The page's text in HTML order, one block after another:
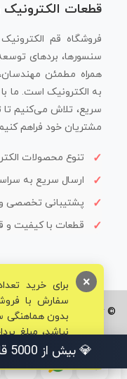
قطعات الکترونیک
فروشگاه قم الکترونیک
سنسورها، بردهای
همراه مطمئن مهندسان،
به الکترونیک است. ما
سریع، تلاش می‌کنیم تا
مشتریان خود فراهم
تنوع محصولات
ارسال سریع به
پشتیبانی تخصصی و
قطعات با کیفیت
© تمامی حقوق برای
برای خرید
سفارش با
بدون هماهنگی
نباشد، مبلغ
مالیاتی به
×
💎 بیش از 5000 قلم قطعات الکترونیک و رباتیک